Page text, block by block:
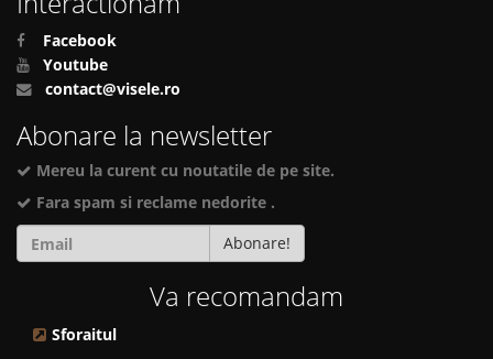
Facebook
Youtube
contact@visele.ro
Abonare la newsletter
Mereu la curent cu noutatile de pe site.
Fara spam si reclame nedorite .
Abonare!
Va recomandam
Sforaitul